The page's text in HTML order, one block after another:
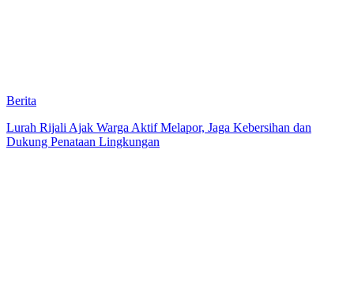
Berita
Lurah Rijali Ajak Warga Aktif Melapor, Jaga Kebersihan dan
Dukung Penataan Lingkungan